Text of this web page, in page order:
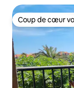
Coup de cœur
Coup de cœur